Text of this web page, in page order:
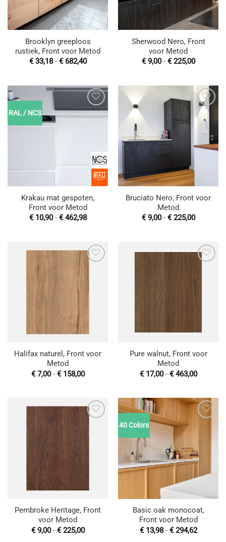
Brooklyn greeploos
rustiek, Front voor Metod
€33,18 - €682,40Prijsklasse:
Sherwood Nero, Front
voor Metod
€9,00 - €225,00
RAL / NCS
Toevoegen
Krakau mat gespoten,
Front voor Metod
€10,90 - €462,98Prijsklasse:
Toevoegen
wenslijst
Bruciato Nero, Front voor
Metod
€9,00 - €225,00
Toevoegen
wenslijst
Halifax naturel, Front voor
Metod
€7,00 - €158,00Prijsklasse:
Pure walnut, Front voor
Metod
€17,00 - €463,00
Toevoegen
aan
wenslijst
Pembroke Heritage, Front
voor Metod
€9,00 - €225,00Prijsklasse:
40 Colors
Toevoegen
Basic oak monocoat,
Front voor Metod
€13,98 - €294,62